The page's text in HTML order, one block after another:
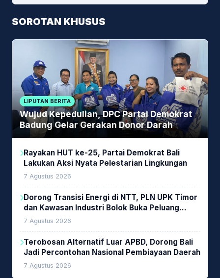
SOROTAN KHUSUS
LIPUTAN BERITA
Wujud Kepedulian, DPC Partai Demokrat
Badung Gelar Gerakan Donor Darah
Rayakan HUT ke-25, Partai Demokrat Bali
Lakukan Aksi Nyata Pelestarian Lingkungan
7 Agustus 2026
Dorong Transisi Energi di NTT, PLN UPK Timor
dan Kawasan Industri Bolok Buka Peluang
Investasi Woodchip untuk Cofiring PLTU Bolok
7 Agustus 2026
Terobosan Alternatif Luar APBD, Dorong Bali
Jadi Percontohan Nasional Pembiayaan Daerah
7 Agustus 2026